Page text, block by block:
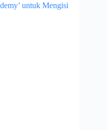
untuk Mengisi